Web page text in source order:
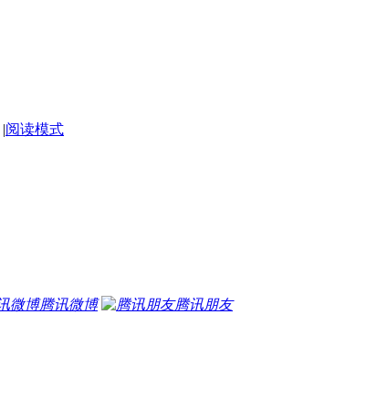
|阅读模式
腾讯微博
腾讯朋友